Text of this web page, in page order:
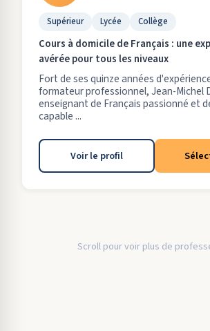
Supérieur Lycée Collège
Cours à domicile de Français : une
avérée pour tous les niveaux
Fort de ses quinze années
formateur professionnel, Jean-Michel
enseignant de Français passionné et
capable ...
Voir le profil
Scroll pour voir plus de